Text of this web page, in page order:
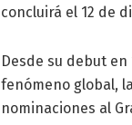
concluirá el 12 de
Desde su debut
fenómeno global,
nominaciones al